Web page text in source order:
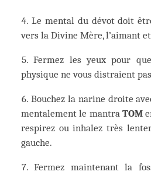
Le mental du dévot doit
vers la Divine Mère, l’aimant
Fermez les yeux pour
physique ne vous distraient
Bouchez la narine droite
mentalement le mantra TOM
respirez ou inhalez très
gauche.
Fermez maintenant la